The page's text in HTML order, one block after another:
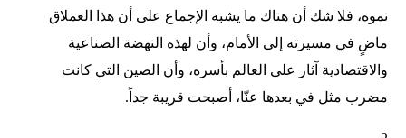
نموه، فلا شك أن هناك ما يشبه الإجماع على أن هذا العملاق
ماضٍ في مسيرته إلى الأمام، وأن لهذه النهضة الصناعية
والاقتصادية آثار على العالم بأسره، وأن الصين التي كانت
مضرب مثل في بعدها عنّا، أصبحت قريبة جداً.